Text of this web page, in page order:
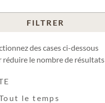
FILTRER
des cases ci-dessous
réduire le nombre de résultats
le temps